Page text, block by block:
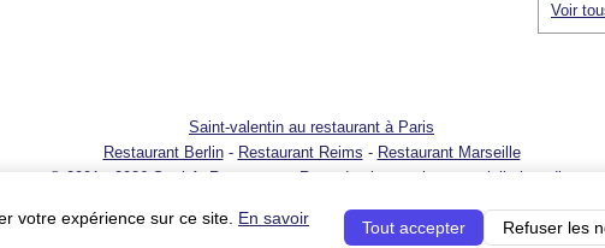
Voir
Saint-valentin au restaurant à Paris
Restaurant Berlin- Restaurant Reims - Restaurant Marseille
© 2001 - 2026 SortirAuResto.com - Reproduction totale ou partielle interdite
du service pour les professionnels-Politique sur la vie privée-Votre publicité sur
votre expérience sur ce site. En savoir
Tout accepter Refuser les